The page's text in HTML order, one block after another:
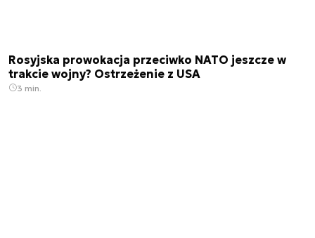
Rosyjska prowokacja przeciwko NATO jeszcze w
trakcie wojny? Ostrzeżenie z USA
3 min.